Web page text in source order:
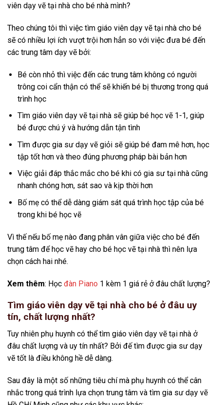
viên dạy vẽ tại nhà cho bé nhà mình?
Theo chúng tôi thì việc tìm giáo viên dạy vẽ tại nhà cho bé
sẽ có nhiều lợi ích vượt trội hơn hẳn so với việc đưa bé đến
các trung tâm dạy vẽ bởi:
Bé còn nhỏ thì việc đến các trung tâm không có người
trông coi cẩn thận có thể sẽ khiến bé bị thương trong quá
trình học
Tìm giáo viên dạy vẽ tại nhà sẽ giúp bé học vẽ 1-1, giúp
bé được chú ý và hướng dẫn tận tình
Tìm được gia sư dạy vẽ giỏi sẽ giúp bé đam mê hơn, học
tập tốt hơn và theo đúng phương pháp bài bản hơn
Việc giải đáp thắc mắc cho bé khi có gia sư tại nhà cũng
nhanh chóng hơn, sát sao và kịp thời hơn
Bố mẹ có thể dễ dàng giám sát quá trình học tập của bé
trong khi bé học vẽ
Vì thế nếu bố mẹ nào đang phân vân giữa việc cho bé đến
trung tâm để học vẽ hay cho bé học vẽ tại nhà thì nên lựa
chọn cách hai nhé.
Xem thêm: Học đàn Piano 1 kèm 1 giá rẻ ở đâu chất lượng?
Tìm giáo viên dạy vẽ tại nhà cho bé ở đâu uy
tín, chất lượng nhất?
Tuy nhiên phụ huynh có thể tìm giáo viên dạy vẽ tại nhà ở
đâu chất lượng và uy tín nhất? Bởi đế tìm được gia sư dạy
vẽ tốt là điều không hề dễ dàng.
Sau đây là một số những tiêu chí mà phụ huynh có thể cân
nhắc trong quá trình lựa chọn trung tâm và tìm gia sư dạy vẽ